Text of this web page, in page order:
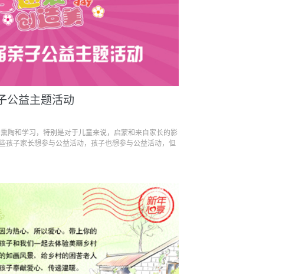
公益主题活动
陶和学习，特别是对于儿童来说，启蒙和来自家长的影
孩子家长想参与公益活动，孩子也想参与公益活动，但